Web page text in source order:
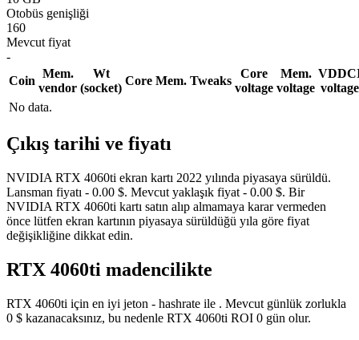
Otobüs genişliği
160
Mevcut fiyat
-
Coin
Mem.
vendor
Wt
(socket)
Core Mem. Tweaks
Core
voltage
Mem.
voltage voltage
No data.
Çıkış tarihi ve fiyatı
NVIDIA RTX 4060ti ekran kartı 2022 yılında piyasaya sürüldü.
Lansman fiyatı - 0.00 $. Mevcut yaklaşık fiyat - 0.00 $. Bir
NVIDIA RTX 4060ti kartı satın alıp almamaya karar vermeden
önce lütfen ekran kartının piyasaya sürüldüğü yıla göre fiyat
değişikliğine dikkat edin.
RTX 4060ti madencilikte
RTX 4060ti için en iyi jeton - hashrate ile . Mevcut günlük zorlukla
0 $ kazanacaksınız, bu nedenle RTX 4060ti ROI 0 gün olur.